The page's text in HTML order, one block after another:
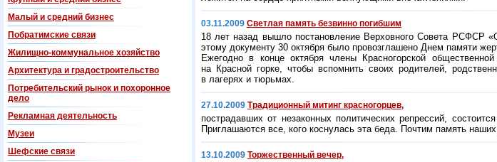
Малый и средний бизнес
Побратимские связи
Жилищно-коммунальное хозяйство
Архитектура и градостроительство
Потребительский рынок и похоронное
дело
Рекламная деятельность
Музеи
Шефские связи
03.11.2009 Светлая память безвинно погибшим
18 лет назад вышло постановление Верховного Совета РСФСР
этому документу 30 октября было провозглашено Днем памяти
Ежегодно в конце октября члены Красногорской
на Красной горке, чтобы вспомнить своих родителей,
в лагерях и тюрьмах.
27.10.2009 Традиционный митинг красногорцев,
пострадавших от незаконных политических репрессий,
Приглашаются все, кого коснулась эта беда. Почтим память
13.10.2009 Торжественный вечер,